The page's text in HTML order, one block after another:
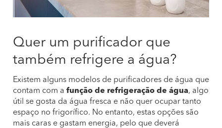
Quer um purificador que
também refrigere a água?
Existem alguns modelos de purificadores de água que
contam com a função de refrigeração de água, algo
útil se gosta da água fresca e não quer ocupar tanto
espaço no frigorífico. No entanto, estas opções são
mais caras e gastam energia, pelo que deverá